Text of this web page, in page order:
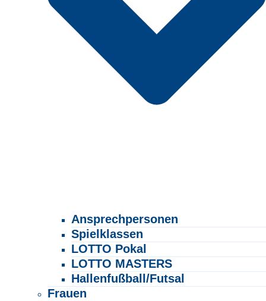
Ansprechpersonen
Spielklassen
LOTTO Pokal
LOTTO MASTERS
Hallenfußball/Futsal
Frauen